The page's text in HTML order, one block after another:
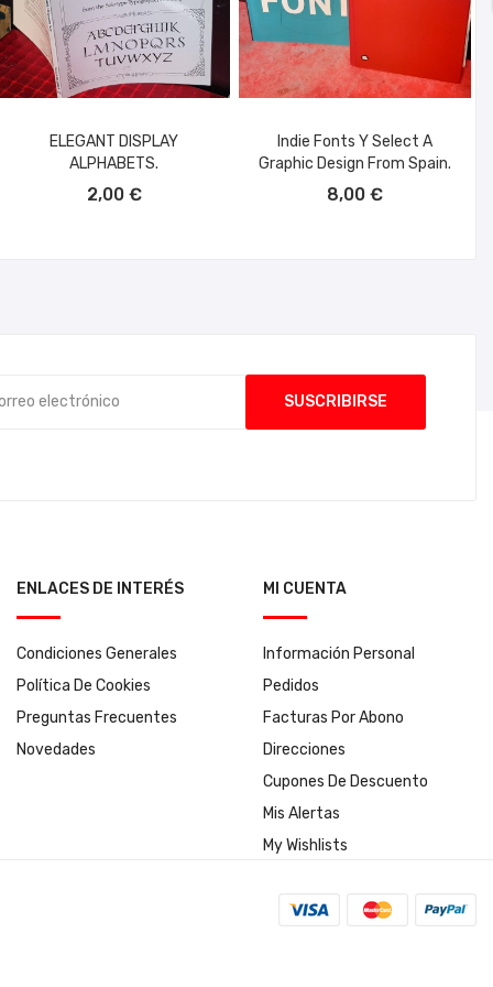
ELEGANT DISPLAY
ALPHABETS.
2,00 €
Indie Fonts Y Select A
Graphic Design From Spain.
8,00 €
AÑADIR AL CARRITO
ENLACES DE INTERÉS
Condiciones Generales
Política De Cookies
Preguntas Frecuentes
Novedades
MI CUENTA
Información Personal
Pedidos
Facturas Por Abono
Direcciones
Cupones De Descuento
Mis Alertas
My Wishlists